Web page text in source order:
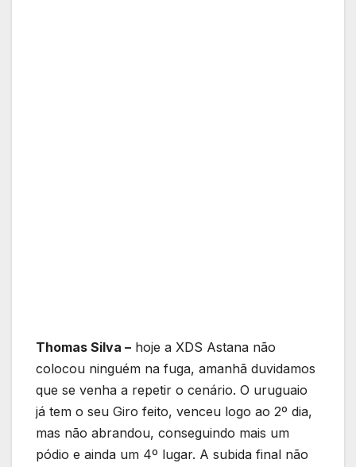
Thomas Silva – hoje a XDS Astana não
colocou ninguém na fuga, amanhã duvidamos
que se venha a repetir o cenário. O uruguaio
já tem o seu Giro feito, venceu logo ao 2º dia,
mas não abrandou, conseguindo mais um
pódio e ainda um 4º lugar. A subida final não